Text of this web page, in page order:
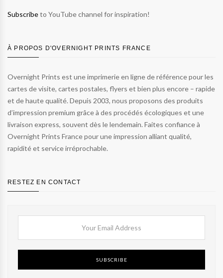
Subscribeto YouTube channel for inspiration!
À PROPOS D'OVERNIGHT PRINTS FRANCE
Overnight Prints est une imprimerie en ligne de référence pour les
cartes de visite, cartes postales, flyers et bien plus encore – rapide
et de haute qualité. Depuis 2003, nous proposons des produits
d’impression premium grâce à des procédés écologiques et une
livraison express, souvent dès le lendemain. Faites confiance à
Overnight Prints France pour une impression alliant qualité,
rapidité et service irréprochable.
RESTEZ EN CONTACT
SUBSCRIBE